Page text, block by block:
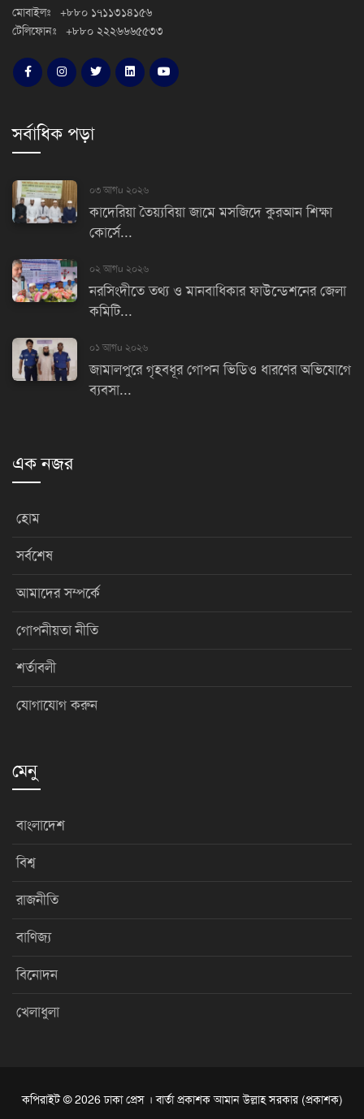
মোবাইলঃ +৮৮০ ১৭১১৩১৪১৫৬
টেলিফোনঃ +৮৮০ ২২২৬৬৬৫৫৩৩
সর্বাধিক পড়া
০৩ আগu ২০২৬
কাদেরিয়া তৈয়্যবিয়া জামে মসজিদে কুরআন শিক্ষা
কোর্সে...
০২ আগu ২০২৬
নরসিংদীতে তথ্য ও মানবাধিকার ফাউন্ডেশনের জেলা
কমিটি...
০১ আগu ২০২৬
জামালপুরে গৃহবধূর গোপন ভিডিও ধারণের অভিযোগে
ব্যবসা...
এক নজর
হোম
সর্বশেষ
আমাদের সম্পর্কে
গোপনীয়তা নীতি
শর্তাবলী
যোগাযোগ করুন
মেনু
বাংলাদেশ
বিশ্ব
রাজনীতি
বাণিজ্য
বিনোদন
খেলাধুলা
কপিরাইট © 2026 ঢাকা প্রেস । বার্তা প্রকাশক আমান উল্লাহ সরকার (প্রকাশক)